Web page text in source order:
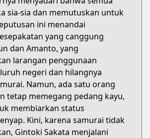
sia-sia dan memutuskan untuk
ini menandai
yang canggung
dan Amanto, yang
larangan penggunaan
negeri dan hilangnya
Namun, ada satu orang
tetap memegang pedang kayu,
membiarkan status
Kini, karena samurai tidak
Gintoki Sakata menjalani